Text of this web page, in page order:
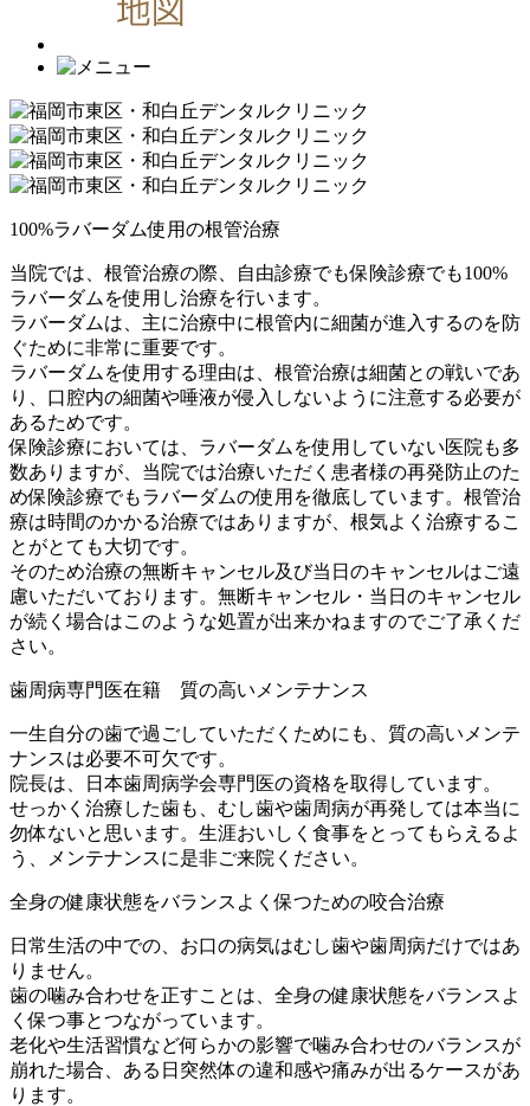
100%ラバーダム使用の根管治療
当院では、根管治療の際、自由診療でも保険診療でも100%
ラバーダムを使用し治療を行います。
ラバーダムは、主に治療中に根管内に細菌が進入するのを防
ぐために非常に重要です。
ラバーダムを使用する理由は、根管治療は細菌との戦いであ
り、口腔内の細菌や唾液が侵入しないように注意する必要が
あるためです。
保険診療においては、ラバーダムを使用していない医院も多
数ありますが、当院では治療いただく患者様の再発防止のた
め保険診療でもラバーダムの使用を徹底しています。根管治
療は時間のかかる治療ではありますが、根気よく治療するこ
とがとても大切です。
そのため治療の無断キャンセル及び当日のキャンセルはご遠
慮いただいております。無断キャンセル・当日のキャンセル
が続く場合はこのような処置が出来かねますのでご了承くだ
さい。
歯周病専門医在籍 質の高いメンテナンス
一生自分の歯で過ごしていただくためにも、質の高いメンテ
ナンスは必要不可欠です。
院長は、日本歯周病学会専門医の資格を取得しています。
せっかく治療した歯も、むし歯や歯周病が再発しては本当に
勿体ないと思います。生涯おいしく食事をとってもらえるよ
う、メンテナンスに是非ご来院ください。
全身の健康状態をバランスよく保つための咬合治療
日常生活の中での、お口の病気はむし歯や歯周病だけではあ
りません。
歯の噛み合わせを正すことは、全身の健康状態をバランスよ
く保つ事とつながっています。
老化や生活習慣など何らかの影響で噛み合わせのバランスが
崩れた場合、ある日突然体の違和感や痛みが出るケースがあ
ります。